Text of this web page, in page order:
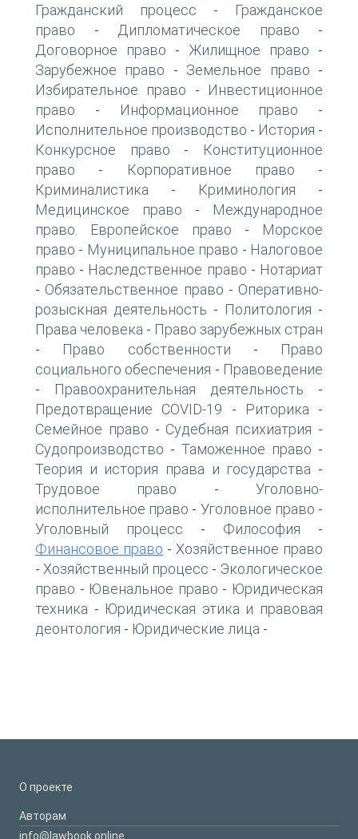
Гражданский процесс -
Гражданское
право - Дипломатическое право -
Договорное право - Жилищное право -
Зарубежное право - Земельное право -
Избирательное право -
Инвестиционное
право - Информационное право -
Исполнительное производство - История -
Конкурсное право -
Конституционное
право - Корпоративное право -
Криминалистика - Криминология -
Медицинское право -
Международное
право. Европейское право -
Морское
право - Муниципальное право - Налоговое
право - Наследственное право - Нотариат
- Обязательственное право - Оперативно-
розыскная деятельность - Политология -
Права человека - Право зарубежных стран
- Право собственности -
Право
социального обеспечения - Правоведение
- Правоохранительная деятельность -
Предотвращение COVID-19 - Риторика -
Семейное право - Судебная психиатрия -
Судопроизводство - Таможенное право -
Теория и история права и государства -
Трудовое право -Уголовно-
исполнительное право - Уголовное право -
Уголовный процесс - Философия -
Финансовое право - Хозяйственное право
- Хозяйственный процесс - Экологическое
право - Ювенальное право - Юридическая
техника - Юридическая этика и правовая
деонтология - Юридические лица -
О проекте
Авторам
info@lawbook.online